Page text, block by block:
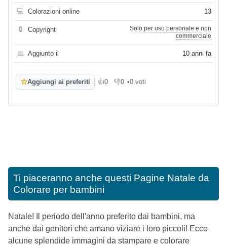
💻 Colorazioni online 13
🔒 Copyright
Solo per uso personale e non
commerciale
📅 Aggiunto il 10 anni fa
☆Aggiungi ai preferiti 👍0
Mi piace
👎0
Non mi piace
•0 voti
Ti piaceranno anche questi Pagine Natale da
Colorare per bambini
Natale! Il periodo dell'anno preferito dai bambini, ma
anche dai genitori che amano viziare i loro piccoli! Ecco
alcune splendide immagini da stampare e colorare